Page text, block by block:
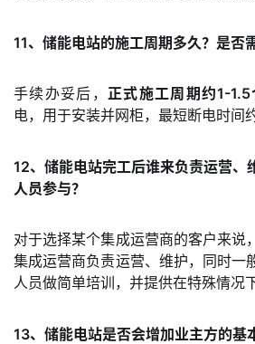
11、储能电站的施工周期多久？是否
手续办妥后， 正式施工周期约1-1.5
电，用于安装并网柜，最短断电时间
12、储能电站完工后谁来负责运营、
人员参与？
对于选择某个集成运营商的客户来说
集成运营商负责运营、维护，同时一
人员做简单培训，并提供在特殊情况
13、储能电站是否会增加业主方的基